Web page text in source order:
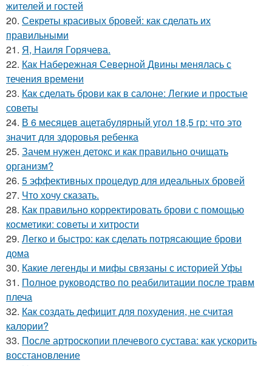
жителей и гостей
20. Секреты красивых бровей: как сделать их
правильными
21. Я, Наиля Горячева.
22. Как Набережная Северной Двины менялась с
течения времени
23. Как сделать брови как в салоне: Легкие и простые
советы
24. В 6 месяцев ацетабулярный угол 18,5 гр: что это
значит для здоровья ребенка
25. Зачем нужен детокс и как правильно очищать
организм?
26. 5 эффективных процедур для идеальных бровей
27. Что хочу сказать.
28. Как правильно корректировать брови с помощью
косметики: советы и хитрости
29. Легко и быстро: как сделать потрясающие брови
дома
30. Какие легенды и мифы связаны с историей Уфы
31. Полное руководство по реабилитации после травм
плеча
32. Как создать дефицит для похудения, не считая
калории?
33. После артроскопии плечевого сустава: как ускорить
восстановление